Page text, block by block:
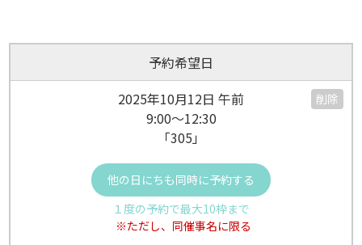
予約希望日
2025年10月12日 午前
9:00～12:30
「305」
削除
他の日にちも同時に予約する
１度の予約で最大10枠まで
※ただし、同催事名に限る